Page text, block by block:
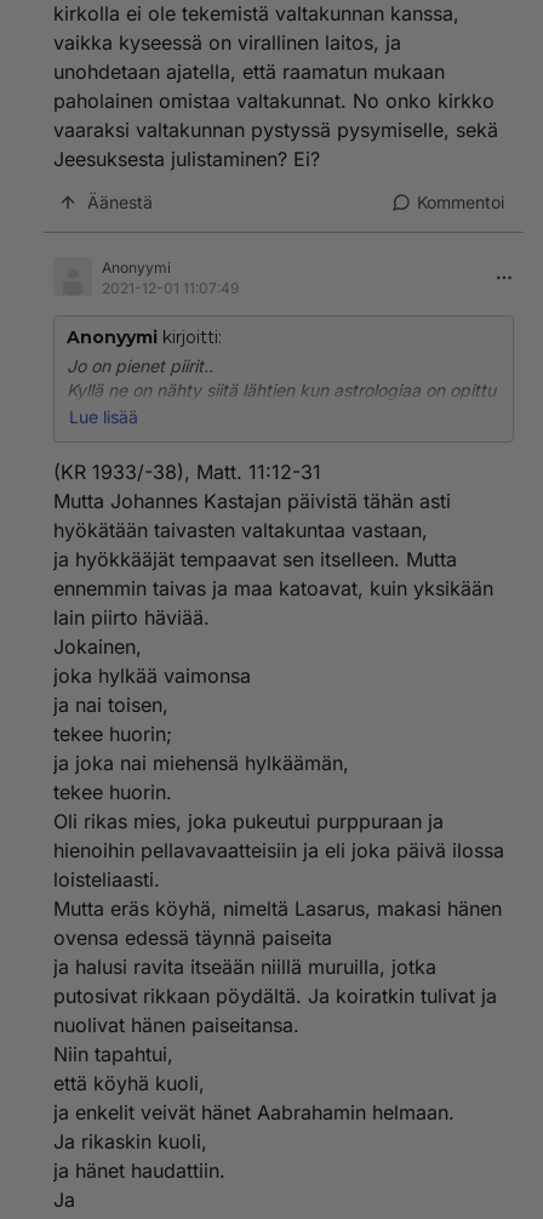
kirkolla ei ole tekemistä valtakunnan kanssa,
vaikka kyseessä on virallinen laitos, ja
unohdetaan ajatella, että raamatun mukaan
paholainen omistaa valtakunnat. No onko kirkko
vaaraksi valtakunnan pystyssä pysymiselle, sekä
Jeesuksesta julistaminen? Ei?
Äänestä Kommentoi
Anonyymi
2021-12-01 11:07:49
Anonyymi kirjoitti:
Jo on pienet piirit..
Kyllä ne on nähty siitä lähtien kun astrologiaa on opittu
käyttämään. Mutta kun uskotaan, että kirkko on ok, ja
tekemistä valtakunnan kanssa, vaikka kyseessä on
virallinen laitos, ja unohdetaan ajatella, että raamatun
mukaan paholainen omistaa valtakunnat. No onko
kirkko vaaraksi valtakunnan pystyssä pysymiselle,
sekä Jeesuksesta julistaminen? Ei?
Lue lisää
(KR 1933/-38), Matt. 11:12-31
Mutta Johannes Kastajan päivistä tähän asti
hyökätään taivasten valtakuntaa vastaan,
ja hyökkääjät tempaavat sen itselleen. Mutta
ennemmin taivas ja maa katoavat, kuin yksikään
lain piirto häviää.
Jokainen,
joka hylkää vaimonsa
ja nai toisen,
tekee huorin;
ja joka nai miehensä hylkäämän,
tekee huorin.
Oli rikas mies, joka pukeutui purppuraan ja
hienoihin pellavavaatteisiin ja eli joka päivä ilossa
loisteliaasti.
Mutta eräs köyhä, nimeltä Lasarus, makasi hänen
ovensa edessä täynnä paiseita
ja halusi ravita itseään niillä muruilla, jotka
putosivat rikkaan pöydältä. Ja koiratkin tulivat ja
nuolivat hänen paiseitansa.
Niin tapahtui,
että köyhä kuoli,
ja enkelit veivät hänet Aabrahamin helmaan.
Ja rikaskin kuoli,
ja hänet haudattiin.
Ja